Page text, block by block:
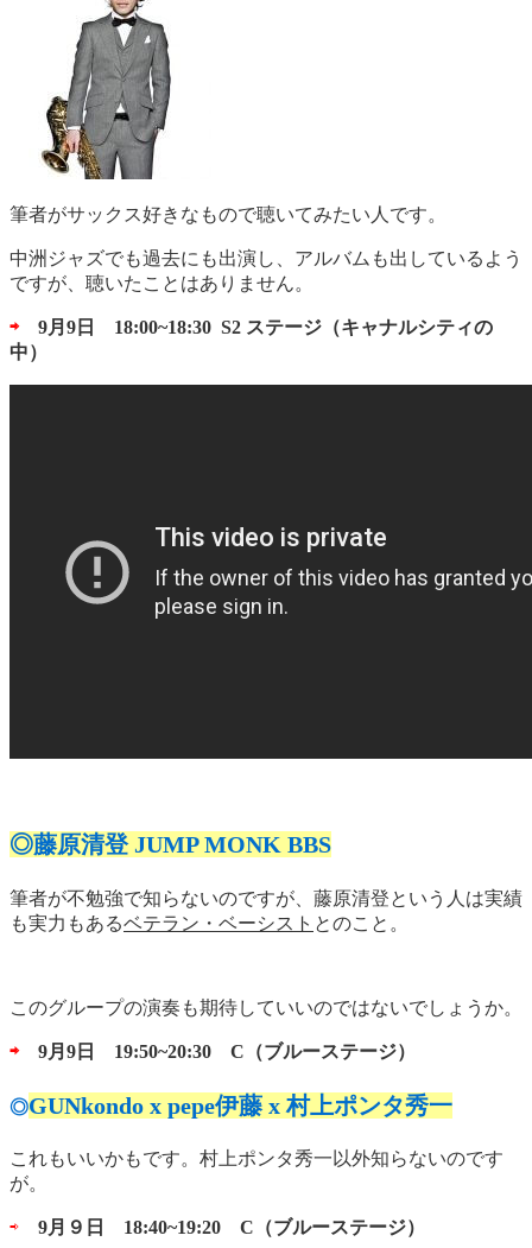
筆者がサックス好きなもので聴いてみたい人です。
中洲ジャズでも過去にも出演し、アルバムも出しているよう
ですが、聴いたことはありません。
⇨
9月9日 18:00~18:30 S2 ステージ（キャナルシティの
中）
◎藤原清登 JUMP MONK BBS
筆者が不勉強で知らないのですが、藤原清登という人は実績
も実力もあるベテラン・ベーシスト とのこと。
このグループの演奏も期待していいのではないでしょうか。
⇨ 9月9日 19:50~20:30 C（ブルーステージ）
◎GUNkondo x pepe伊藤 x 村上ポンタ秀一
これもいいかもです。村上ポンタ秀一以外知らないのです
が。
⇨ 9月９日 18:40~19:20 C（ブルーステージ）